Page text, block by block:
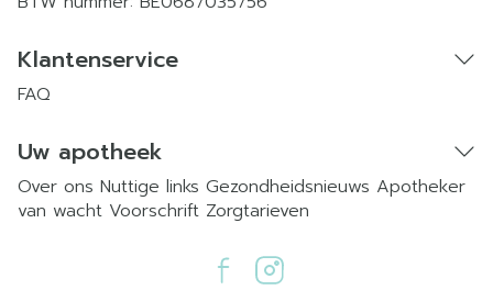
Klantenservice
FAQ
Uw apotheek
Over ons Nuttige links Gezondheidsnieuws Apotheker
van wacht Voorschrift Zorgtarieven